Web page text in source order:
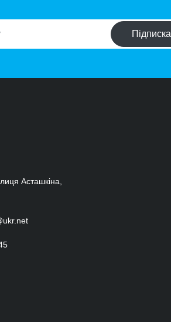
Підписка
Асташкіна,